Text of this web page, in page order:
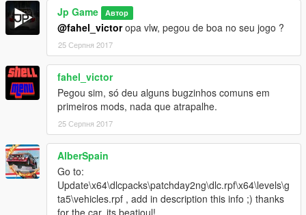
Jp Game Автор
@fahel_victoropa vlw, pegou de boa no seu jogo ?
25 Серпня 2017
fahel_victor
Pegou sim, só deu alguns bugzinhos comuns em
primeiros mods, nada que atrapalhe.
25 Серпня 2017
AlberSpain
Go to:
Update\x64\dlcpacks\patchday2ng\dlc.rpf\x64\levels\g
ta5\vehicles.rpf , add in description this info ;) thanks
for the car, its beatioul!